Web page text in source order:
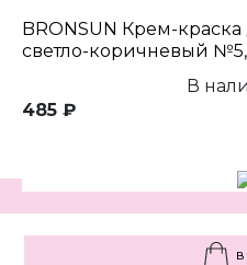
BRONSUN Крем-
светло-коричневый №5,
В
485 ₽
В